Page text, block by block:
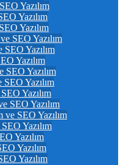
Yazılım
Yazılım
Yazılım
SEO Yazılım
SEO Yazılım
Yazılım
SEO Yazılım
Yazılım
Yazılım
SEO Yazılım
ve SEO Yazılım
Yazılım
Yazılım
Yazılım
Yazılım